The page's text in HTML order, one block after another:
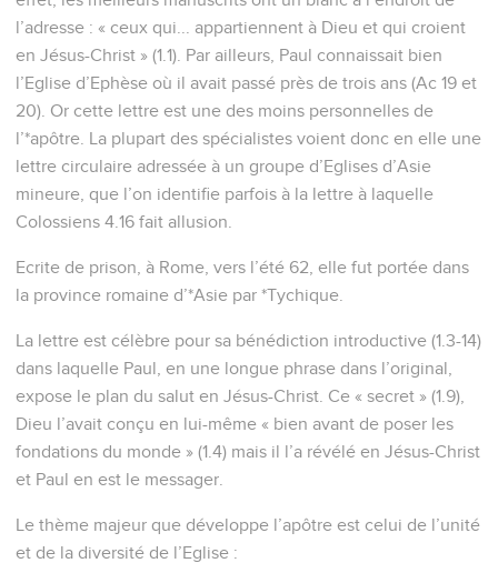
l’adresse : « ceux qui... appartiennent à Dieu et qui croient
en Jésus-Christ » (1.1). Par ailleurs, Paul connaissait bien
l’Eglise d’Ephèse où il avait passé près de trois ans (Ac 19 et
20). Or cette lettre est une des moins personnelles de
l’*apôtre. La plupart des spécialistes voient donc en elle une
lettre circulaire adressée à un groupe d’Eglises d’Asie
mineure, que l’on identifie parfois à la lettre à laquelle
Colossiens 4.16 fait allusion.
Ecrite de prison, à Rome, vers l’été 62, elle fut portée dans
la province romaine d’*Asie par *Tychique.
La lettre est célèbre pour sa bénédiction introductive (1.3-14)
dans laquelle Paul, en une longue phrase dans l’original,
expose le plan du salut en Jésus-Christ. Ce « secret » (1.9),
Dieu l’avait conçu en lui-même « bien avant de poser les
fondations du monde » (1.4) mais il l’a révélé en Jésus-Christ
et Paul en est le messager.
Le thème majeur que développe l’apôtre est celui de l’unité
et de la diversité de l’Eglise :